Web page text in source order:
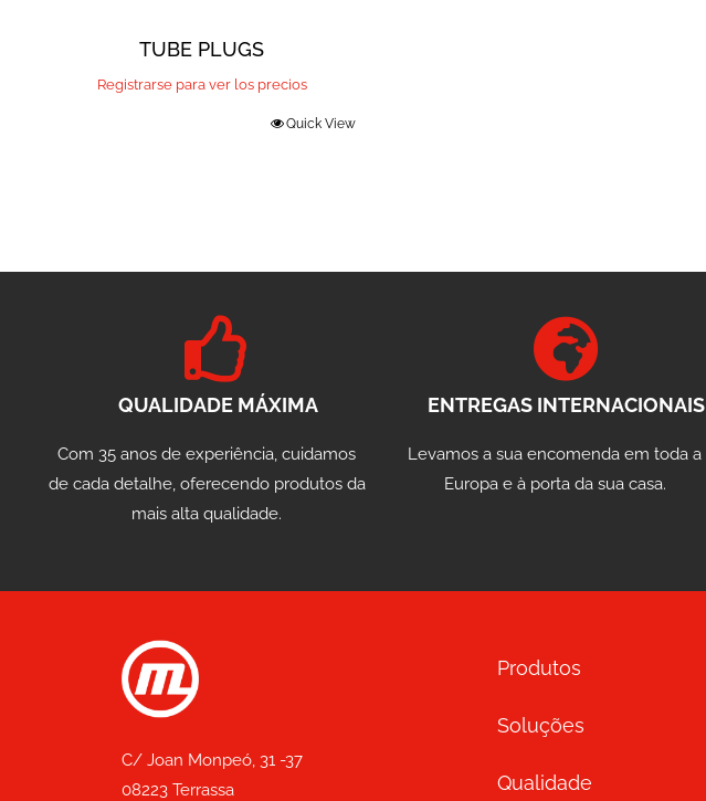
TUBE PLUGS
Registrarse para ver los precios
Quick View
QUALIDADE MÁXIMA ENTREGAS INTERNACIONAIS
Com 35 anos de experiência, cuidamos
de cada detalhe, oferecendo produtos da
mais alta qualidade.
Levamos a sua encomenda em toda a
Europa e à porta da sua casa.
C/ Joan Monpeó, 31 -37
08223 Terrassa
Produtos
Soluções
Qualidade